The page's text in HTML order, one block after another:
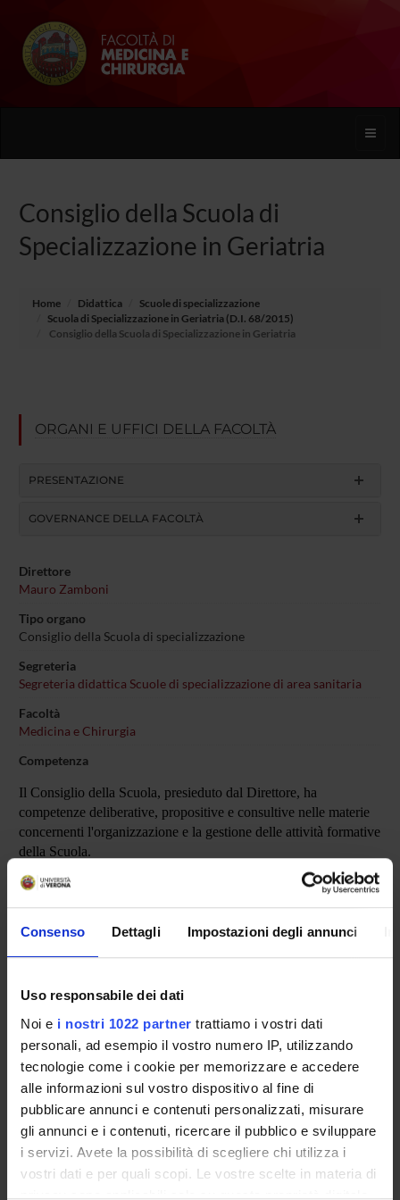
Consenso Dettagli Impostazioni degli annunci
Uso responsabile dei dati
Noi e i nostri 1022 partner trattiamo i vostri dati
personali, ad esempio il vostro numero IP, utilizzando
tecnologie come i cookie per memorizzare e accedere
alle informazioni sul vostro dispositivo al fine di
pubblicare annunci e contenuti personalizzati, misurare
gli annunci e i contenuti, ricercare il pubblico e sviluppare
i servizi. Avete la possibilità di scegliere chi utilizza i
vostri dati e per quali scopi. Le vostre scelte in materia di
privacy sono applicabili solo su questa proprietà digitale
Toggle
Consiglio della Scuola di
Specializzazione in Geriatria
Home Didattica
Scuole di specializzazione
Scuola di Specializzazione in Geriatria (D.I. 68/2015)
Consiglio della Scuola di Specializzazione in Geriatria
ORGANI E UFFICI DELLA FACOLTÀ
PRESENTAZIONE
GOVERNANCE DELLA FACOLTÀ
Direttore
Mauro Zamboni
Tipo organo
Consiglio della Scuola di specializzazione
Segreteria
Segreteria didattica Scuole di specializzazione di area sanitaria
Facoltà
Medicina e Chirurgia
Competenza
Il Consiglio della Scuola, presieduto dal Direttore, ha
competenze deliberative, propositive e consultive nelle materie
concernenti l'organizzazione e la gestione delle attività formative
della Scuola.
Approva, annualmente, la composizione del corpo
docente e i piani didattici
strutture extra rete formativa
Il Consiglio è composto dal corpo docente della Scuola e da una
rappresentanza degli specializzandi pari al 10% degli iscritti alla
Scuola garantendo comunque almeno un rappresentante per
ogni anni di corso e non superando il massimo di 10
rappresentanti.